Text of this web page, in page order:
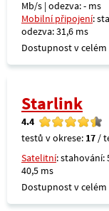
Mb/s | odezva: - ms
Mobilní připojení:
odezva: 31,6 ms
Dostupnost v celém
Starlink
4.4
testů v okrese: 17 /
Satelitní: stahování:
40,5 ms
Dostupnost v celém